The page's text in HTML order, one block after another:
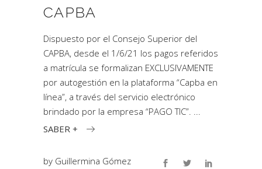
CAPBA
Dispuesto por el Consejo Superior del
CAPBA, desde el 1/6/21 los pagos referidos
a matrícula se formalizan EXCLUSIVAMENTE
por autogestión en la plataforma “Capba en
línea”, a través del servicio electrónico
brindado por la empresa “PAGO TIC”.
SABER +
by Guillermina Gómez